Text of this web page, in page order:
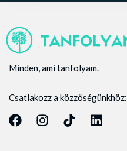
Minden, ami tanfolyam.
Csatlakozz a közzöségünkhöz: